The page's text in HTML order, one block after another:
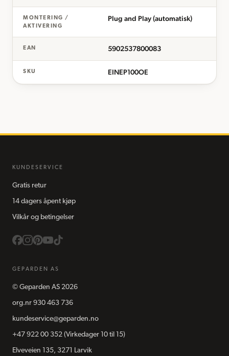
MONTERING /
AKTIVERING
Plug and Play (automatisk)
EAN 5902537800083
SKU EINEP100OE
KUNDESERVICE
Gratis retur
14 dagers åpent kjøp
Vilkår og betingelser
GEPARDEN AS
© Geparden AS 2026
org.nr 930 463 736
kundeservice@geparden.no
+47 922 00 352 (Virkedager 10 til 15)
Elveveien 135, 3271 Larvik